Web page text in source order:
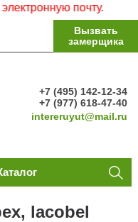
почту.
Вызвать
замерщика
+7 (495) 142-12-34
+7 (977) 618-47-40
intereruyut@mail.ru
lacobel